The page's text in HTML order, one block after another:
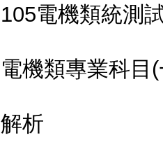
105電機類統測
電機類專業科目
解析